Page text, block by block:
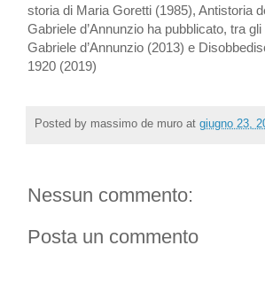
storia di Maria Goretti (1985), Antistoria
Gabriele d’Annunzio ha pubblicato, tra
Gabriele d’Annunzio (2013) e
1920 (2019)
Posted by massimo de muro at giugno 23,
Nessun commento:
Posta un commento